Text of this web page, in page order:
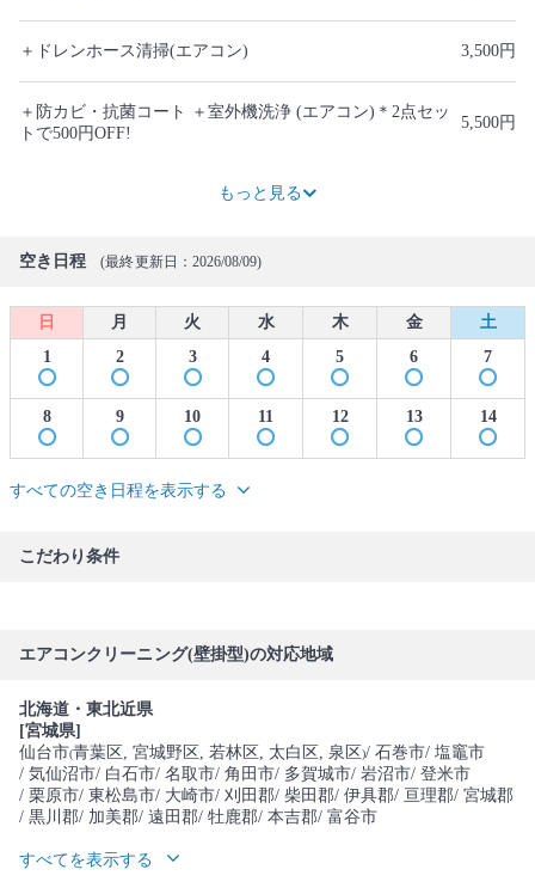
＋ドレンホース清掃(エアコン) 3,500円
＋防カビ・抗菌コート ＋室外機洗浄 (エアコン)＊2点セッ
トで500円OFF!
5,500円
もっと見る
空き日程 (最終更新日：2026/08/09)
日 月 火 水 木 金
土
1
2 3 4 5 6 7
8 9 10 11 12 13 14
すべての空き日程を表示する
こだわり条件
エアコンクリーニング(壁掛型)の対応地域
北海道・東北近県
[宮城県]
仙台市(青葉区 , 宮城野区 , 若林区 , 太白区 , 泉区)/ 石巻市/ 塩竈市
/ 気仙沼市/ 白石市/ 名取市/ 角田市/ 多賀城市/ 岩沼市/ 登米市
/ 栗原市/ 東松島市/ 大崎市/ 刈田郡/ 柴田郡/ 伊具郡/ 亘理郡/ 宮城郡
/ 黒川郡/ 加美郡/ 遠田郡/ 牡鹿郡/ 本吉郡/ 富谷市
すべてを表示する